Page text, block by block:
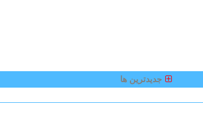
جدیدترین ها